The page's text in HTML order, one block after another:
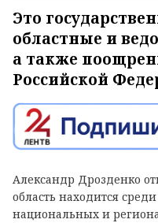
Это
областные и
а также
Российской
Александр Дрозденко
область находится
национальных и